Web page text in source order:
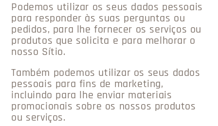
Podemos utilizar os seus dados pessoais
para responder às suas perguntas ou
pedidos, para lhe fornecer os serviços ou
produtos que solicita e para melhorar o
nosso Sítio.
Também podemos utilizar os seus dados
pessoais para fins de marketing,
incluindo para lhe enviar materiais
promocionais sobre os nossos produtos
ou serviços.